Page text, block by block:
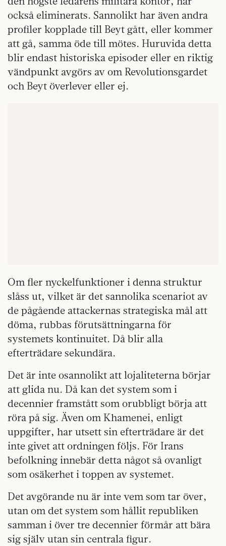
också eliminerats. Sannolikt har även andra
profiler kopplade till Beyt gått, eller kommer
att gå, samma öde till mötes. Huruvida detta
blir endast historiska episoder eller en riktig
vändpunkt avgörs av om Revolutionsgardet
och Beyt överlever eller ej.
Om fler nyckelfunktioner i denna struktur
slåss ut, vilket är det sannolika scenariot av
de pågående attackernas strategiska mål att
döma, rubbas förutsättningarna för
systemets kontinuitet. Då blir alla
efterträdare sekundära.
Det är inte osannolikt att lojaliteterna börjar
att glida nu. Då kan det system som i
decennier framstått som orubbligt börja att
röra på sig. Även om Khamenei, enligt
uppgifter, har utsett sin efterträdare är det
inte givet att ordningen följs. För Irans
befolkning innebär detta något så ovanligt
som osäkerhet i toppen av systemet.
Det avgörande nu är inte vem som tar över,
utan om det system som hållit republiken
samman i över tre decennier förmår att bära
sig själv utan sin centrala figur.